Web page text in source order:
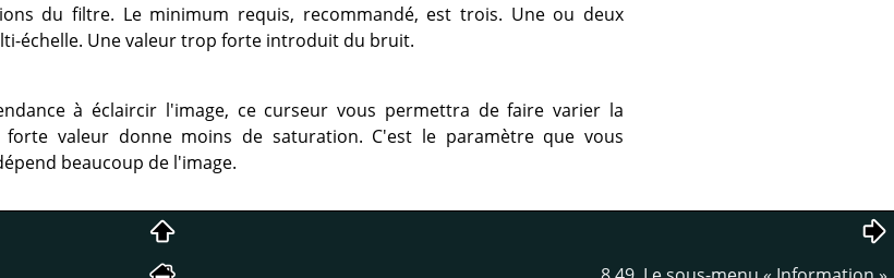
du filtre. Le minimum requis, recommandé, est trois. Une ou deux
échelle. Une valeur trop forte introduit du bruit.
à éclaircir l'image, ce curseur vous permettra de faire varier la
valeur donne moins de saturation. C'est le paramètre que vous
beaucoup de l'image.